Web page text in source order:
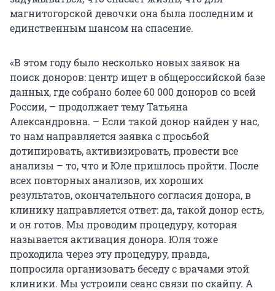
магнитогорской девочки она была последним и
единственным шансом на спасение.
«В этом году было несколько новых заявок на
поиск доноров: центр ищет в общероссийской базе
данных, где собрано более 60 000 доноров со всей
России, – продолжает тему Татьяна
Александровна. – Если такой донор найден у нас,
то нам направляется заявка с просьбой
дотипировать, активизировать, провести все
анализы – то, что и Юле пришлось пройти. После
всех повторных анализов, их хороших
результатов, окончательного согласия донора, в
клинику направляется ответ: да, такой донор есть,
и он готов. Мы проводим процедуру, которая
называется активация донора. Юля тоже
проходила через эту процедуру, правда,
попросила организовать беседу с врачами этой
клиники. Мы устроили сеанс связи по скайпу. А